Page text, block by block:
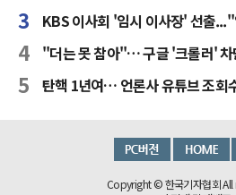
KBS 이사회 '임시 이사장' 선출..."임
"더는 못 참아"… 구글 '크롤러' 차
탄핵 1년여… 언론사 유튜브 조회
Copyright © 한국기자협회 All